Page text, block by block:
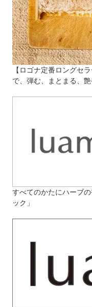
【ロゴナ定番ロングセ
で、弾む、まとまる、艶
すべてのかたにハーブ
ック」